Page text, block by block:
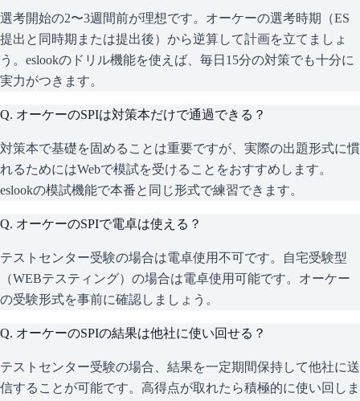
選考開始の2〜3週間前が理想です。オーケーの選考時期（ES
提出と同時期または提出後）から逆算して計画を立てましょ
う。eslookのドリル機能を使えば、毎日15分の対策でも十分に
実力がつきます。
Q. オーケーのSPIは対策本だけで通過できる？
対策本で基礎を固めることは重要ですが、実際の出題形式に慣
れるためにはWebで模試を受けることをおすすめします。
eslookの模試機能で本番と同じ形式で練習できます。
Q. オーケーのSPIで電卓は使える？
テストセンター受験の場合は電卓使用不可です。自宅受験型
（WEBテスティング）の場合は電卓使用可能です。オーケー
の受験形式を事前に確認しましょう。
Q. オーケーのSPIの結果は他社に使い回せる？
テストセンター受験の場合、結果を一定期間保持して他社に送
信することが可能です。高得点が取れたら積極的に使い回しま